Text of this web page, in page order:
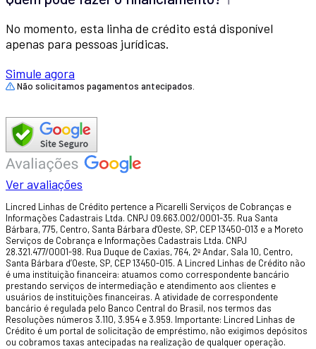
No momento, esta linha de crédito está disponível
apenas para pessoas jurídicas.
Simule agora
Não solicitamos pagamentos antecipados.
Ver avaliações
Lincred Linhas de Crédito pertence a Picarelli Serviços de Cobranças e
Informações Cadastrais Ltda. CNPJ 09.663.002/0001-35. Rua Santa
Bárbara, 775, Centro, Santa Bárbara d'Oeste, SP, CEP 13450-013 e a Moreto
Serviços de Cobrança e Informações Cadastrais Ltda. CNPJ
28.321.477/0001-98. Rua Duque de Caxias, 764, 2º Andar, Sala 10, Centro,
Santa Bárbara d’Oeste, SP, CEP 13450-015. A Lincred Linhas de Crédito não
é uma instituição financeira: atuamos como correspondente bancário
prestando serviços de intermediação e atendimento aos clientes e
usuários de instituições financeiras. A atividade de correspondente
bancário é regulada pelo Banco Central do Brasil, nos termos das
Resoluções números 3.110, 3.954 e 3.959. Importante: Lincred Linhas de
Crédito é um portal de solicitação de empréstimo, não exigimos depósitos
ou cobramos taxas antecipadas na realização de qualquer operação.